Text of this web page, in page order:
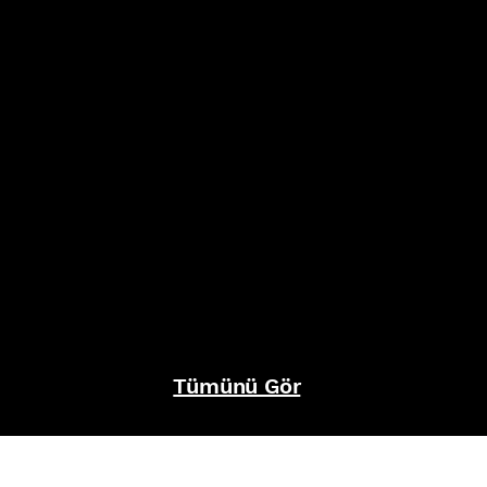
Tümünü Gör